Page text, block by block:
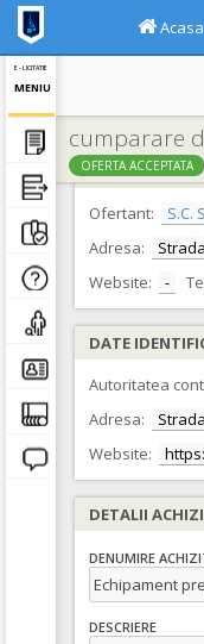
E - LICITATIE
MENIU
Acasa
cumparare
OFERTA ACCEPTATA
DATE
Ofertant:
S.C.
Adresa:
Website:
-
DATE
Autoritatea
Adresa:
Website:
DETALII
DENUMIRE
Echipament
DESCRIERE